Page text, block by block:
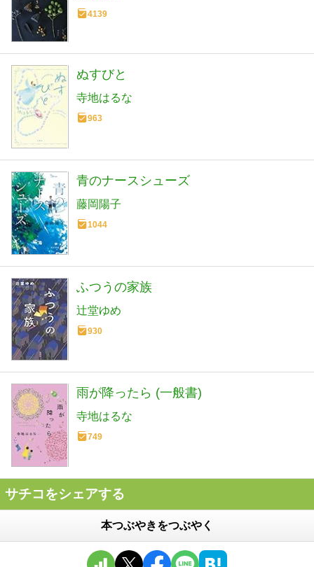
4139
ぬすびと
寺地はるな
963
青のナースシューズ
藤岡陽子
1044
ふつうの家族
辻堂ゆめ
930
雨が降ったら (一般書)
寺地はるな
749
サチコをシェアする
本つぶやきをつぶやく